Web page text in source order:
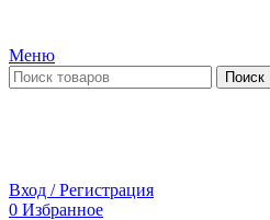
Меню
Поиск
Вход / Регистрация
0 Избранное